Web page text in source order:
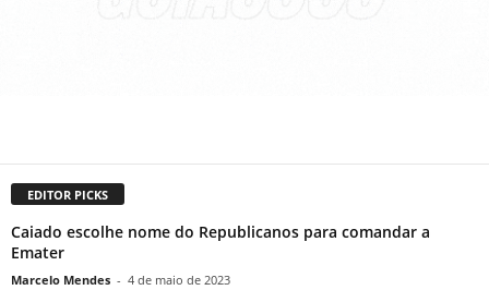
EDITOR PICKS
Caiado escolhe nome do Republicanos para comandar a
Emater
Marcelo Mendes - 4 de maio de 2023